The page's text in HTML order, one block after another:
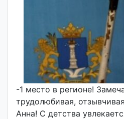
-1 место в регионе!
трудолюбивая,
Анна! С детства